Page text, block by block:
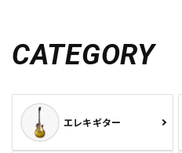
CATEGORY
エレキギター